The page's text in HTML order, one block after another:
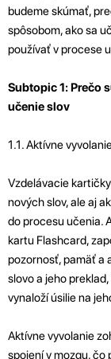
budeme skúmať,
spôsobom, ako sa
používať v procese
Subtopic 1: Prečo
učenie slov
1.1. Aktívne
Vzdelávacie
nových slov, ale aj
do procesu učenia.
kartu Flashcard,
pozornosť, pamäť a
slovo a jeho
vynaloží úsilie na
Aktívne vyvolanie
spojení v mozgu, čo